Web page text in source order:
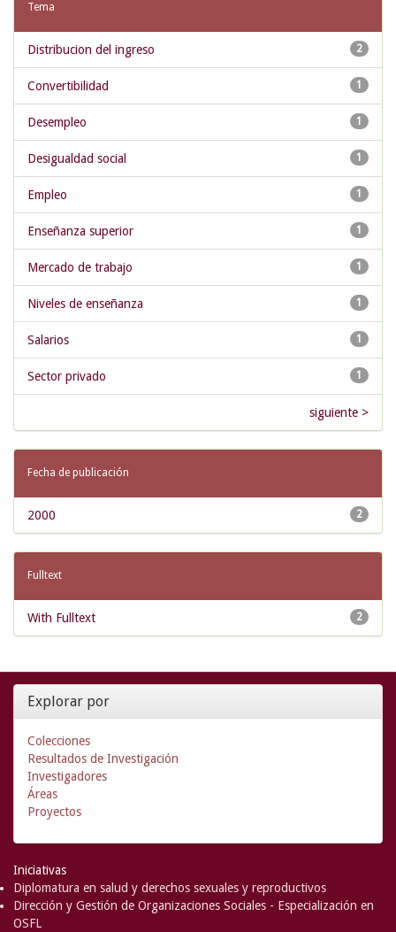
Tema
2
Distribucion del ingreso
1
Convertibilidad
1
Desempleo
1
Desigualdad social
1
Empleo
1
Enseñanza superior
1
Mercado de trabajo
1
Niveles de enseñanza
1
Salarios
1
Sector privado
siguiente >
Fecha de publicación
2
2000
Fulltext
2
With Fulltext
Explorar por
Colecciones
Resultados de Investigación
Investigadores
Áreas
Proyectos
Iniciativas
Diplomatura en salud y derechos sexuales y reproductivos
Dirección y Gestión de Organizaciones Sociales - Especialización en
OSFL